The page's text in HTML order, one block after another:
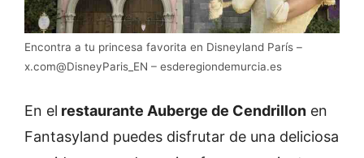
Encontra a tu princesa favorita en Disneyland París –
x.com@DisneyParis_EN – esderegiondemurcia.es
En el restaurante Auberge de Cendrillon en
Fantasyland puedes disfrutar de una deliciosa